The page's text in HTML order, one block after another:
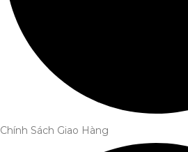
Chính Sách Giao Hàng